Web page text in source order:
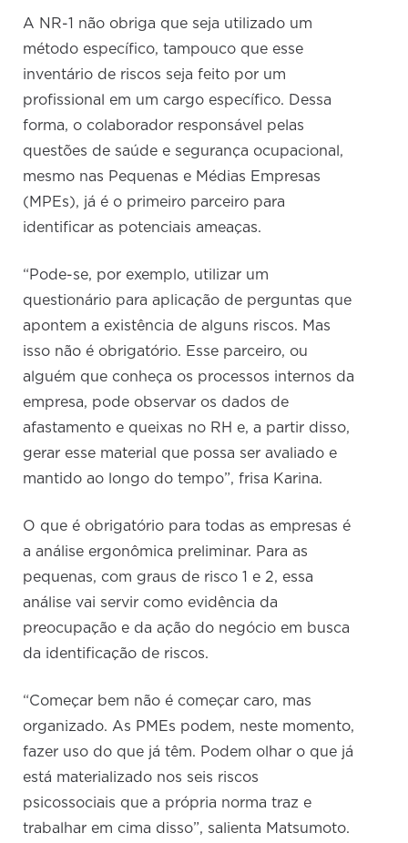
A NR-1 não obriga que seja utilizado um
método específico, tampouco que esse
inventário de riscos seja feito por um
profissional em um cargo específico. Dessa
forma, o colaborador responsável pelas
questões de saúde e segurança ocupacional,
mesmo nas Pequenas e Médias Empresas
(MPEs), já é o primeiro parceiro para
identificar as potenciais ameaças.
“Pode-se, por exemplo, utilizar um
questionário para aplicação de perguntas que
apontem a existência de alguns riscos. Mas
isso não é obrigatório. Esse parceiro, ou
alguém que conheça os processos internos da
empresa, pode observar os dados de
afastamento e queixas no RH e, a partir disso,
gerar esse material que possa ser avaliado e
mantido ao longo do tempo”, frisa Karina.
O que é obrigatório para todas as empresas é
a análise ergonômica preliminar. Para as
pequenas, com graus de risco 1 e 2, essa
análise vai servir como evidência da
preocupação e da ação do negócio em busca
da identificação de riscos.
“Começar bem não é começar caro, mas
organizado. As PMEs podem, neste momento,
fazer uso do que já têm. Podem olhar o que já
está materializado nos seis riscos
psicossociais que a própria norma traz e
trabalhar em cima disso”, salienta Matsumoto.